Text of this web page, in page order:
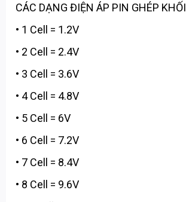
CÁC DẠNG ĐIỆN ÁP PIN GHÉP KHỐI
• 1 Cell = 1.2V
• 2 Cell = 2.4V
• 3 Cell = 3.6V
• 4 Cell = 4.8V
• 5 Cell = 6V
• 6 Cell = 7.2V
• 7 Cell = 8.4V
• 8 Cell = 9.6V